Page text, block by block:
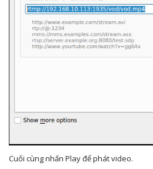
Cuối cùng nhấn Play để phát video.